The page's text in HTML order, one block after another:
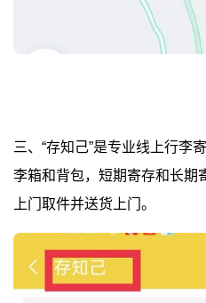
三、“存知己”是专业线上行李
李箱和背包，短期寄存和长期
上门取件并送货上门。